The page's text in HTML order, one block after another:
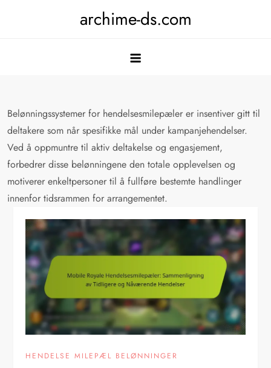
archime-ds.com
Belønningssystemer for hendelsesmilepæler er insentiver gitt til
deltakere som når spesifikke mål under kampanjehendelser.
Ved å oppmuntre til aktiv deltakelse og engasjement,
forbedrer disse belønningene den totale opplevelsen og
motiverer enkeltpersoner til å fullføre bestemte handlinger
innenfor tidsrammen for arrangementet.
HENDELSE MILEPÆL BELØNNINGER